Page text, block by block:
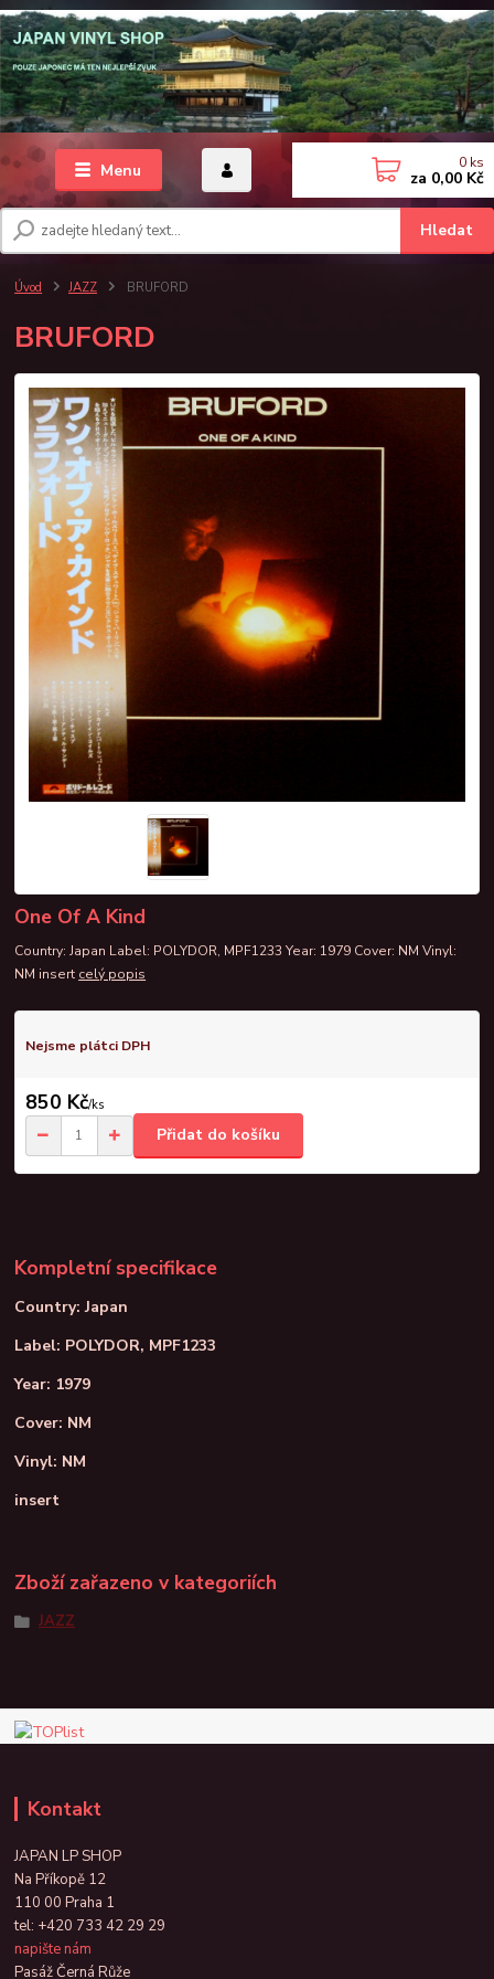
Menu
Hledat
0 ks
za 0,00 Kč
Úvod JAZZ BRUFORD
BRUFORD
One Of A Kind
Country: Japan Label: POLYDOR, MPF1233 Year: 1979 Cover: NM Vinyl:
NM insert celý popis
Nejsme plátci DPH
850 Kč/ks
Přidat do košíku
Kompletní specifikace
Country: Japan
Label: POLYDOR, MPF1233
Year: 1979
Cover: NM
Vinyl: NM
insert
Zboží zařazeno v kategoriích
JAZZ
Kontakt
JAPAN LP SHOP
Na Příkopě 12
110 00 Praha 1
tel: +420 733 42 29 29
napište nám
Pasáž Černá Růže